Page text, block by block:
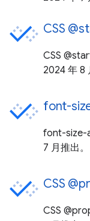
CSS
CSS
2024 年 8
font-
font-size-
7 月推出。
CSS
CSS